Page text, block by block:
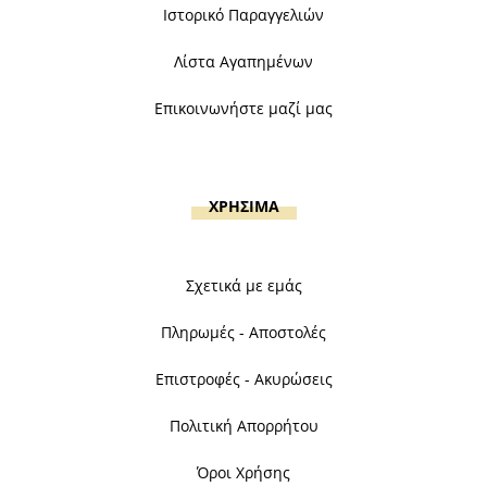
Ιστορικό Παραγγελιών
Λίστα Αγαπημένων
Επικοινωνήστε μαζί μας
ΧΡΗΣΙΜΑ
Σχετικά με εμάς
Πληρωμές - Αποστολές
Επιστροφές - Ακυρώσεις
Πολιτική Απορρήτου
Όροι Χρήσης